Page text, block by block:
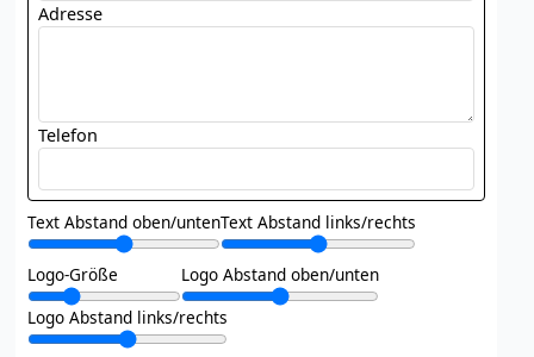
Adresse
Telefon
Text Abstand oben/untenText Abstand links/rechts
Logo-Größe
Logo Abstand oben/unten
Logo Abstand links/rechts